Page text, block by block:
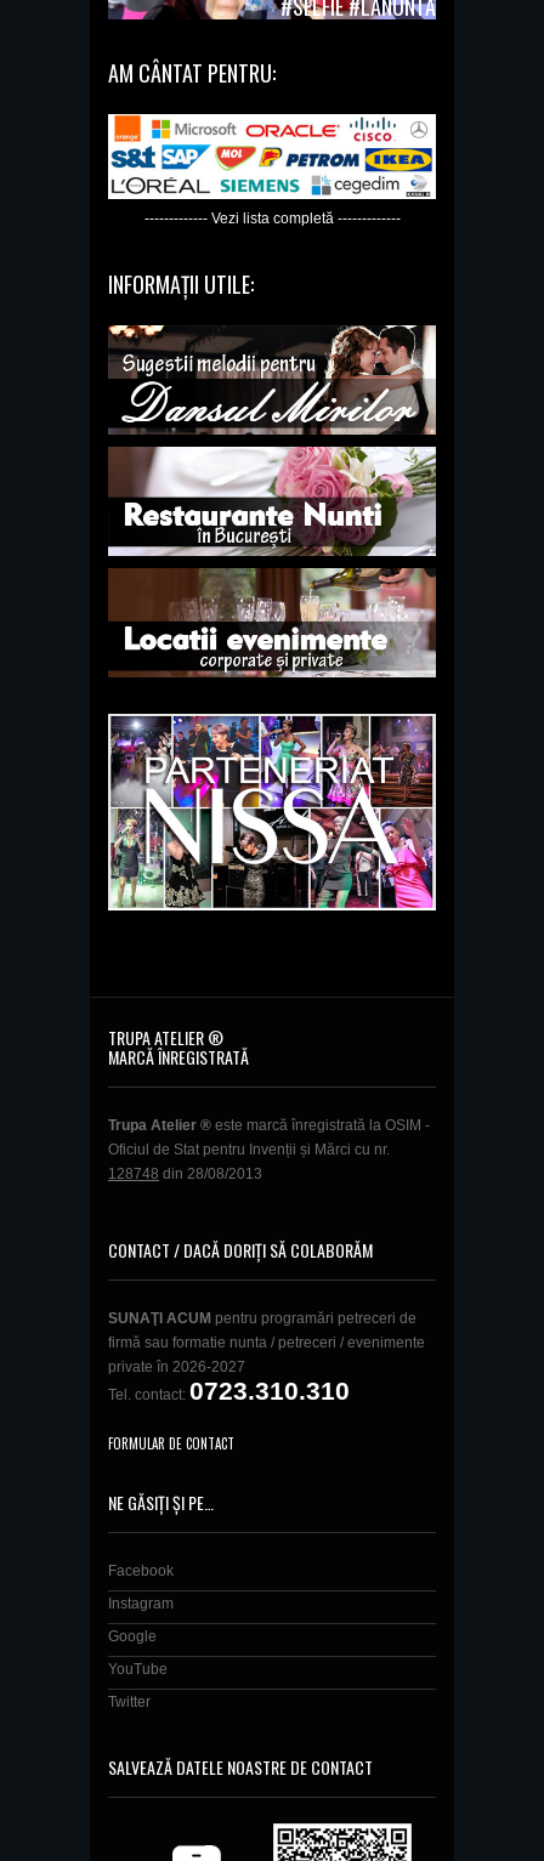
#SELFIE #LANUNTA
AM CÂNTAT PENTRU:
------------- Vezi lista completă -------------
INFORMAȚII UTILE:
TRUPA ATELIER ®
MARCĂ ÎNREGISTRATĂ
Trupa Atelier ® este marcă înregistrată la OSIM -
Oficiul de Stat pentru Invenții și Mărci cu nr.
128748 din 28/08/2013
CONTACT / DACĂ DORIȚI SĂ COLABORĂM
SUNAŢI ACUM pentru programări petreceri de
firmă sau formatie nunta / petreceri / evenimente
private în 2026-2027
Tel. contact: 0723.310.310
FORMULAR DE CONTACT
NE GĂSIȚI ȘI PE…
Facebook
Instagram
Google
YouTube
Twitter
SALVEAZĂ DATELE NOASTRE DE CONTACT